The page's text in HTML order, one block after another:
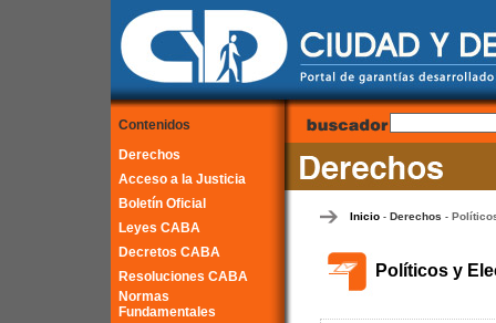
Contenidos
Derechos
Acceso a la Justicia
Boletín Oficial
Leyes CABA
Decretos CABA
Resoluciones CABA
Normas
Fundamentales
Inicio- Derechos -
Políticos y